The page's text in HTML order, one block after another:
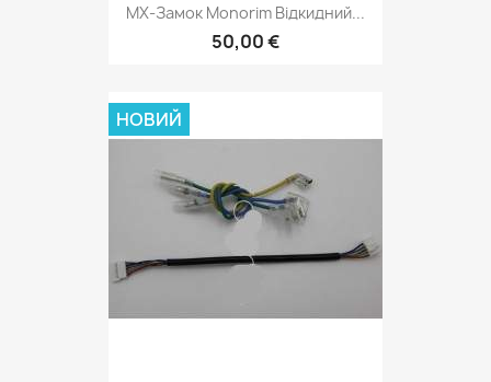
MX-Замок Monorim Відкидний...
50,00 €
НОВИЙ